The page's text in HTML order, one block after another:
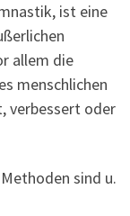
ist eine
allem die
menschlichen
verbessert oder
sind u.